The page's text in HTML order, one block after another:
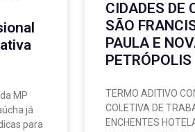
MP
já
para
CIDADES DE
SÃO
PAULA E
PETRÓPOLIS
TERMO ADITIVO
COLETIVA DE
ENCHENTES